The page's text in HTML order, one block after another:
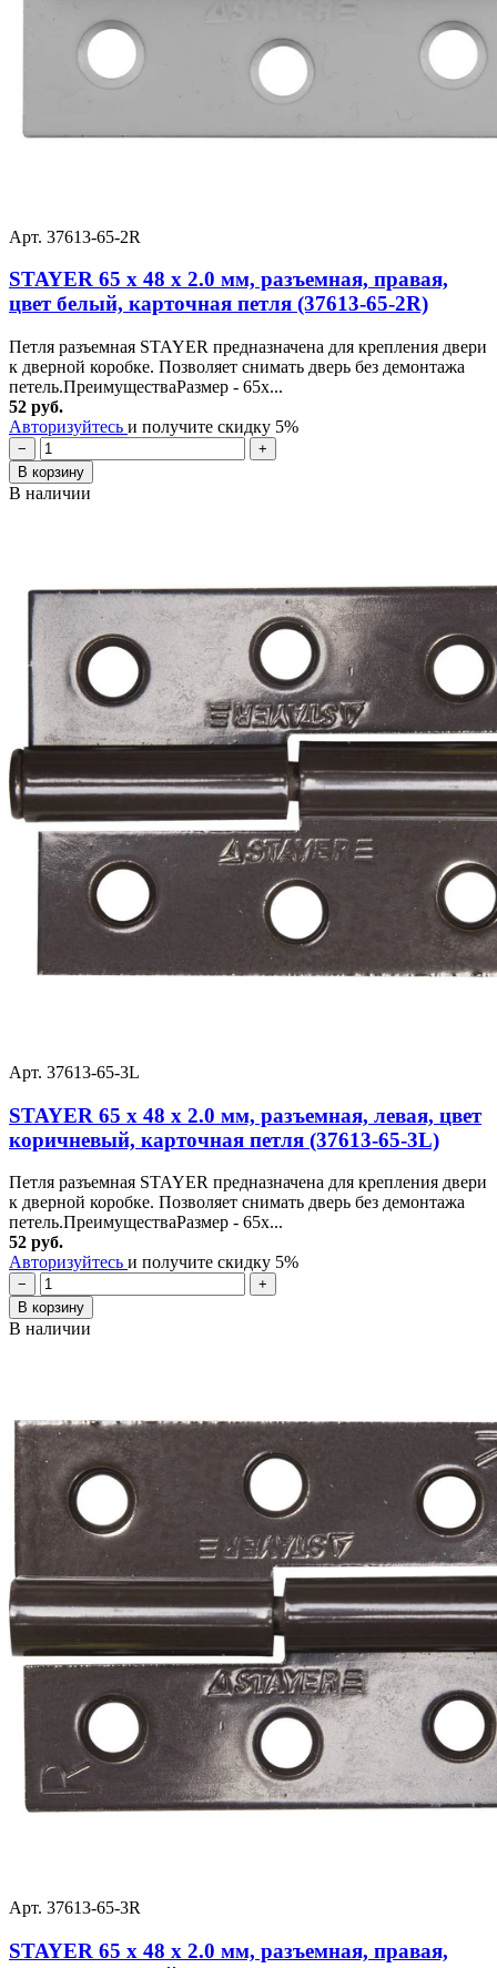
Арт. 37613-65-2R
STAYER 65 x 48 x 2.0 мм, разъемная, правая,
цвет белый, карточная петля (37613-65-2R)
Петля разъемная STAYER предназначена для крепления двери
к дверной коробке. Позволяет снимать дверь без демонтажа
петель.ПреимуществаРазмер - 65x...
52 руб.
Авторизуйтесь и получите скидку 5%
−
+
В корзину
В наличии
Арт. 37613-65-3L
STAYER 65 x 48 x 2.0 мм, разъемная, левая, цвет
коричневый, карточная петля (37613-65-3L)
Петля разъемная STAYER предназначена для крепления двери
к дверной коробке. Позволяет снимать дверь без демонтажа
петель.ПреимуществаРазмер - 65x...
52 руб.
Авторизуйтесь и получите скидку 5%
−
+
В корзину
В наличии
Арт. 37613-65-3R
STAYER 65 x 48 x 2.0 мм, разъемная, правая,